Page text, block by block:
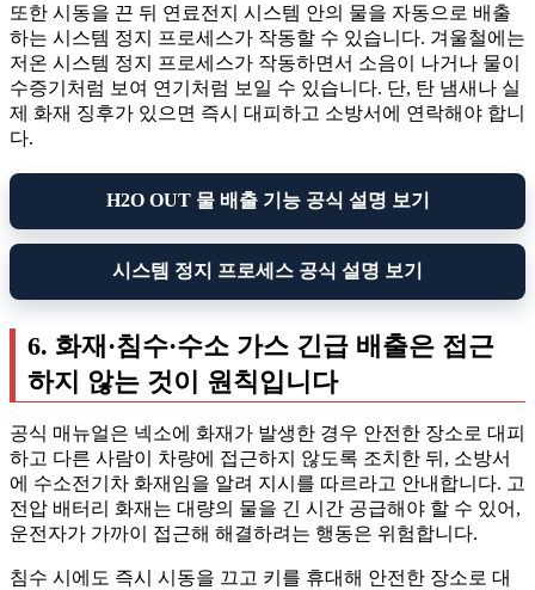
또한 시동을 끈 뒤 연료전지 시스템 안의 물을 자동으로 배출
하는 시스템 정지 프로세스가 작동할 수 있습니다. 겨울철에는
저온 시스템 정지 프로세스가 작동하면서 소음이 나거나 물이
수증기처럼 보여 연기처럼 보일 수 있습니다. 단, 탄 냄새나 실
제 화재 징후가 있으면 즉시 대피하고 소방서에 연락해야 합니
다.
H2O OUT 물 배출 기능 공식 설명 보기
시스템 정지 프로세스 공식 설명 보기
6. 화재·침수·수소 가스 긴급 배출은 접근
하지 않는 것이 원칙입니다
공식 매뉴얼은 넥소에 화재가 발생한 경우 안전한 장소로 대피
하고 다른 사람이 차량에 접근하지 않도록 조치한 뒤, 소방서
에 수소전기차 화재임을 알려 지시를 따르라고 안내합니다. 고
전압 배터리 화재는 대량의 물을 긴 시간 공급해야 할 수 있어,
운전자가 가까이 접근해 해결하려는 행동은 위험합니다.
침수 시에도 즉시 시동을 끄고 키를 휴대해 안전한 장소로 대